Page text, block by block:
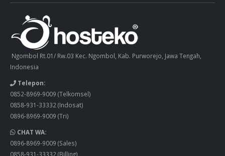
Ngombol Rt.01/ Rw.03 Kec. Ngombol, Kab. Purworejo, Jawa Tengah,
Indonesia
Telepon:
0852-8969-9009 (Telkomsel)
0858-931-33332(Indosat)
0896-8969-9009 (Tri)
CHAT WA:
0896-8969-9009 (Sales)
0858-931-33332 (Billing)